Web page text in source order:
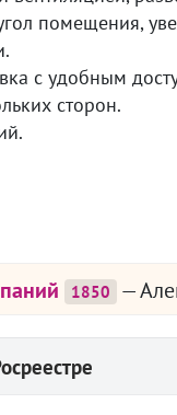
помещения,
с удобным
сторон.
1850 —